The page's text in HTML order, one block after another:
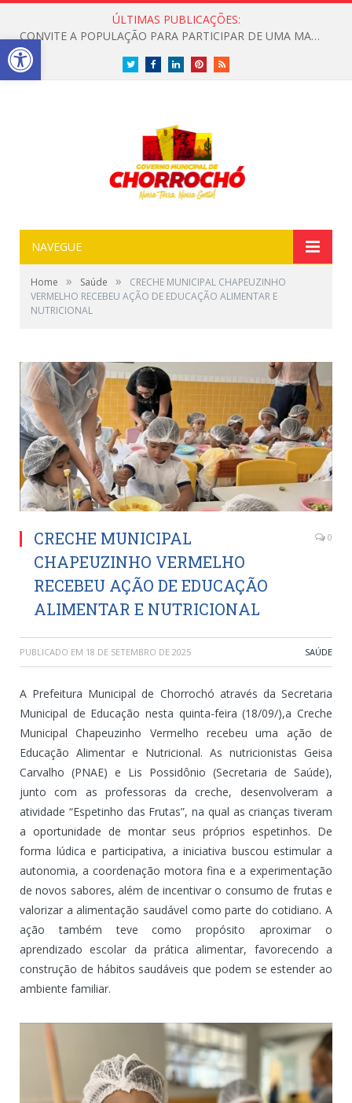
ÚLTIMAS PUBLICAÇÕES:
CONVITE A POPULAÇÃO PARA PARTICIPAR DE UMA MANHÃ ESPECIAL DEDICADA ASAÚDE
TwitterFacebookLinkedInPinterestRSS
NAVEGUE
Home » Saúde »
CRECHE MUNICIPAL CHAPEUZINHO
VERMELHO RECEBEU AÇÃO DE EDUCAÇÃO ALIMENTAR E
NUTRICIONAL
CRECHE MUNICIPAL
CHAPEUZINHO VERMELHO
RECEBEU AÇÃO DE EDUCAÇÃO
ALIMENTAR E NUTRICIONAL
0
PUBLICADO EM 18 DE SETEMBRO DE 2025 SAÚDE
A Prefeitura Municipal de Chorrochó através da Secretaria
Municipal de Educação nesta quinta-feira (18/09/),a Creche
Municipal Chapeuzinho Vermelho recebeu uma ação de
Educação Alimentar e Nutricional. As nutricionistas Geisa
Carvalho (PNAE) e Lis Possidônio (Secretaria de Saúde),
junto com as professoras da creche, desenvolveram a
atividade “Espetinho das Frutas”, na qual as crianças tiveram
a oportunidade de montar seus próprios espetinhos. De
forma lúdica e participativa, a iniciativa buscou estimular a
autonomia, a coordenação motora fina e a experimentação
de novos sabores, além de incentivar o consumo de frutas e
valorizar a alimentação saudável como parte do cotidiano. A
ação também teve como propósito aproximar o
aprendizado escolar da prática alimentar, favorecendo a
construção de hábitos saudáveis que podem se estender ao
ambiente familiar.
Open toolbar